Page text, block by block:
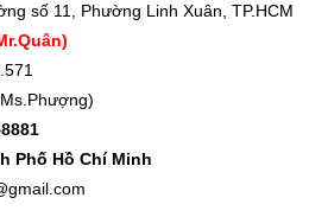
số 11, Phường Linh Xuân, TP.HCM
Phố Hồ Chí Minh